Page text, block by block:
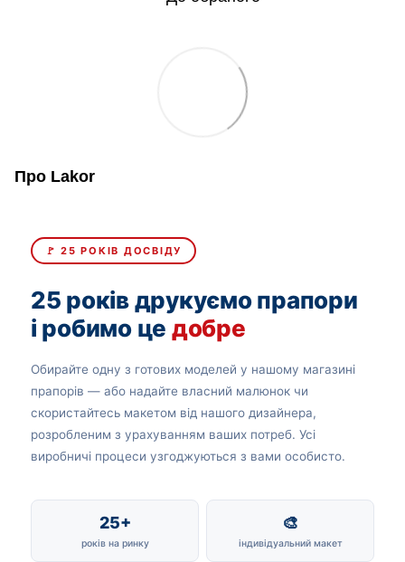
Про Lakor
🚩 25 РОКІВ ДОСВІДУ
25 років друкуємо прапори
і робимо це добре
Обирайте одну з готових моделей у нашому магазині
прапорів — або надайте власний малюнок чи
скористайтесь макетом від нашого дизайнера,
розробленим з урахуванням ваших потреб. Усі
виробничі процеси узгоджуються з вами особисто.
25+
років на ринку
🎨
індивідуальний макет